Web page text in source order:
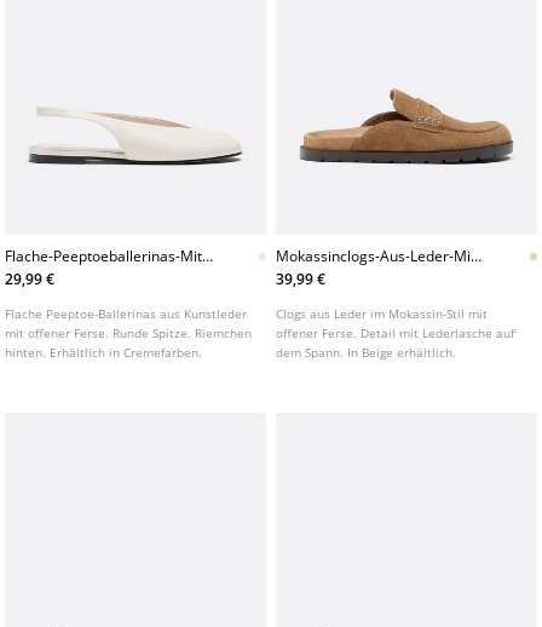
Flache-Peeptoeballerinas-Mit-
Offener-Ferse
29,99 €
Flache Peeptoe-Ballerinas aus Kunstleder
mit offener Ferse. Runde Spitze. Riemchen
hinten. Erhältlich in Cremefarben.
Mokassinclogs-Aus-Leder-Mit-
Offener-Ferse
39,99 €
Clogs aus Leder im Mokassin-Stil mit
offener Ferse. Detail mit Lederlasche auf
dem Spann. In Beige erhältlich.